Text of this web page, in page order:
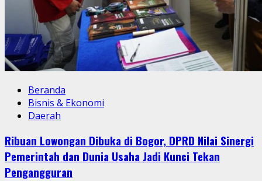
Beranda
Bisnis & Ekonomi
Daerah
Ribuan Lowongan Dibuka di Bogor, DPRD Nilai Sinergi
Pemerintah dan Dunia Usaha Jadi Kunci Tekan
Pengangguran